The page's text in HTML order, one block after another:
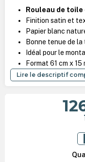
Rouleau de
Finition satin et
Papier blanc
Bonne tenue de la
Idéal pour le
Format 61 cm x 15
Lire le descriptif